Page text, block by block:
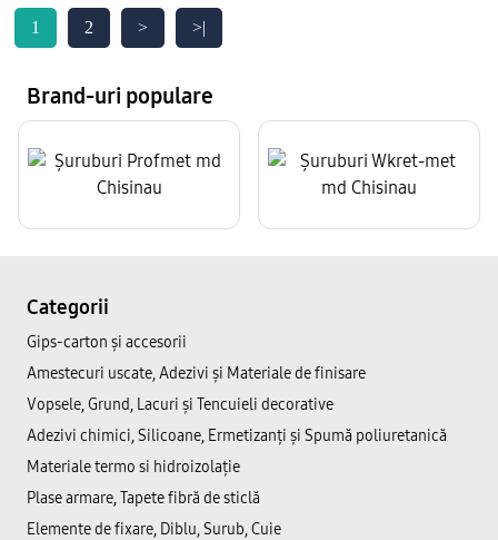
1 2 > >|
Brand-uri populare
Categorii
Gips-carton și accesorii
Amestecuri uscate, Adezivi şi Materiale de finisare
Vopsele, Grund, Lacuri și Tencuieli decorative
Adezivi chimici, Silicoane, Ermetizanți și Spumă poliuretanică
Materiale termo si hidroizolație
Plase armare, Tapete fibră de sticlă
Elemente de fixare, Diblu, Surub, Cuie